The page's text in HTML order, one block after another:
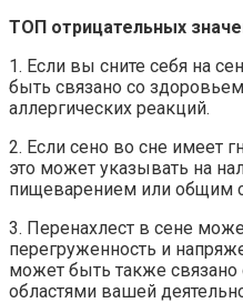
ТОП отрицательных
1. Если вы сните себя на
быть связано со
аллергических реакций.
2. Если сено во сне имеет
это может указывать на
пищеварением или общим
3. Перенахлест в сене
перегруженность и
может быть также связано
областями вашей